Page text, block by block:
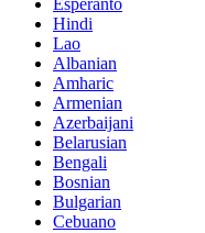
Esperanto
Hindi
Lao
Albanian
Amharic
Armenian
Azerbaijani
Belarusian
Bengali
Bosnian
Bulgarian
Cebuano